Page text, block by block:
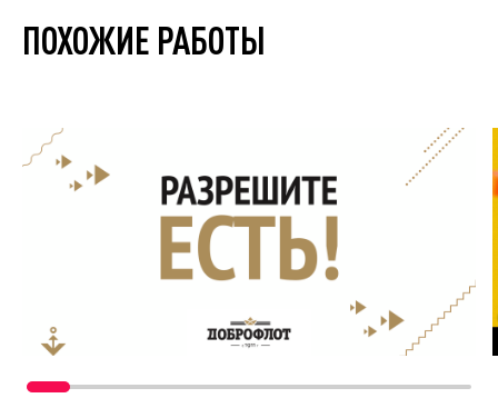
ПОХОЖИЕ РАБОТЫ